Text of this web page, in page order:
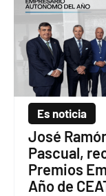
Es noticia
José
Pascual,
Premios
Año de